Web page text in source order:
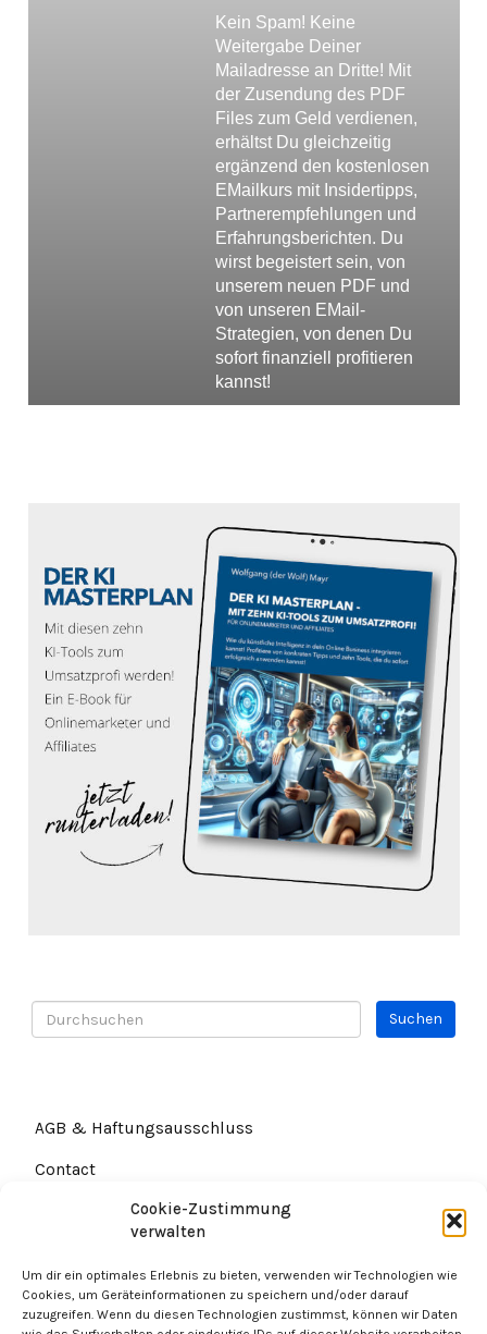
Cookie-Zustimmung
verwalten
Um dir ein optimales Erlebnis zu bieten, verwenden wir Technologien wie
Cookies, um Geräteinformationen zu speichern und/oder darauf
zuzugreifen. Wenn du diesen Technologien zustimmst, können wir Daten
Kein Spam! Keine
Weitergabe Deiner
Mailadresse an Dritte! Mit
der Zusendung des PDF
Files zum Geld verdienen,
erhältst Du gleichzeitig
ergänzend den kostenlosen
EMailkurs mit Insidertipps,
Partnerempfehlungen und
Erfahrungsberichten. Du
wirst begeistert sein, von
unserem neuen PDF und
von unseren EMail-
Strategien, von denen Du
sofort finanziell profitieren
kannst!
AGB & Haftungsausschluss
Contact
Datenschutz